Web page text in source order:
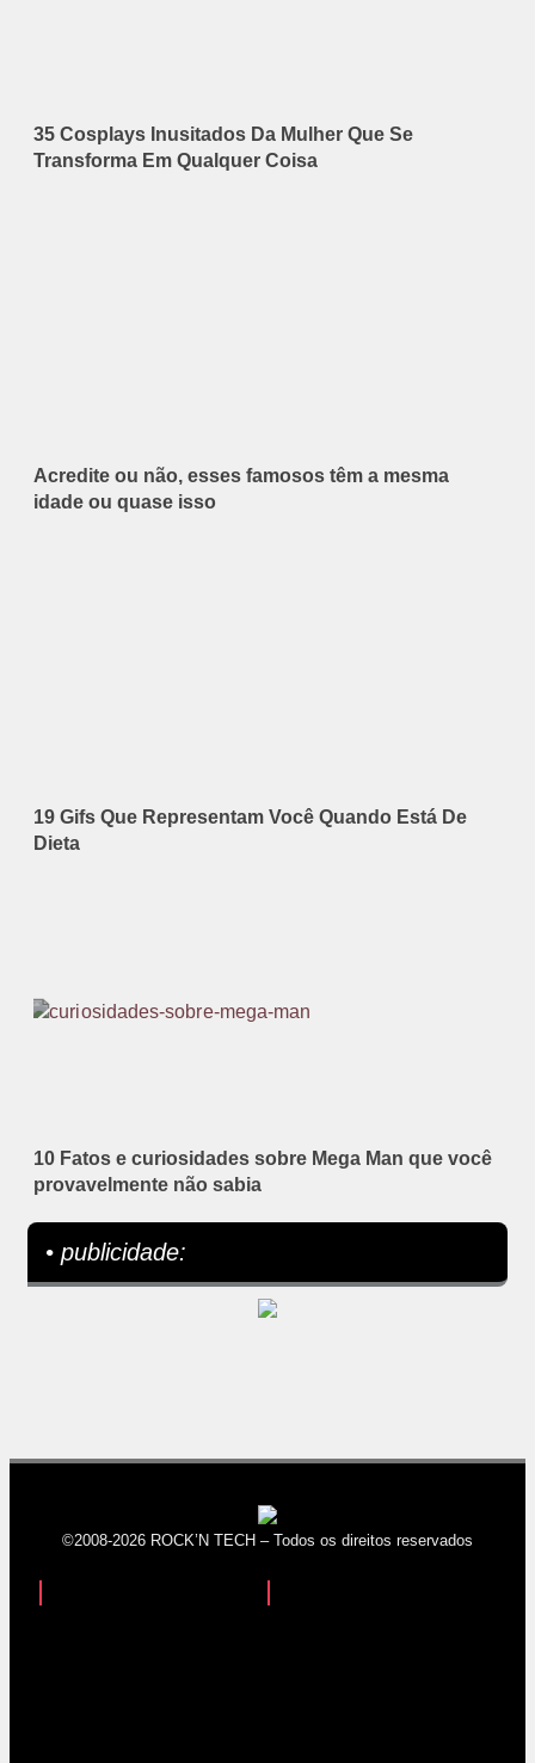
35 Cosplays Inusitados Da Mulher Que Se
Transforma Em Qualquer Coisa
Acredite ou não, esses famosos têm a mesma
idade ou quase isso
19 Gifs Que Representam Você Quando Está De
Dieta
10 Fatos e curiosidades sobre Mega Man que você
provavelmente não sabia
• publicidade:
©2008-2026 ROCK’N TECH – Todos os direitos reservados